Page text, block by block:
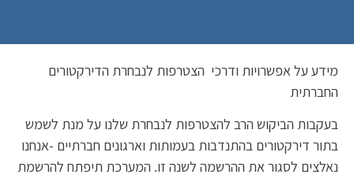
מידע על אפשרויות ודרכי הצטרפות לנבחרת הדירקטורים
החברתית
בעקבות הביקוש הרב להצטרפות לנבחרת שלנו על מנת לשמש
בתור דירקטורים בהתנדבות בעמותות וארגונים חברתיים -אנחנו
נאלצים לסגור את ההרשמה לשנה זו. המערכת תיפתח להרשמת